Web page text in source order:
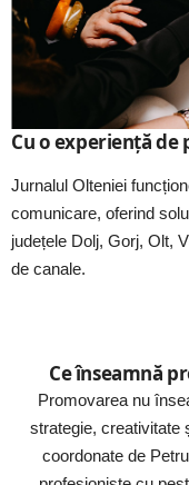
Cu o experiență de
Jurnalul Olteniei
comunicare, oferind
județele Dolj, Gorj, Olt,
de canale.
Ce înseamnă
Promovarea nu
strategie, creativitate
coordonate de